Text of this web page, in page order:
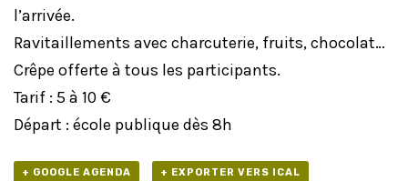
l’arrivée.
Ravitaillements avec charcuterie, fruits, chocolat…
Crêpe offerte à tous les participants.
Tarif : 5 à 10 €
Départ : école publique dès 8h
+ GOOGLE AGENDA + EXPORTER VERS ICAL